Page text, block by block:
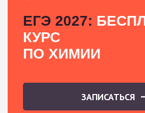
ЕГЭ 2027:
КУРС
ПО ХИМИИ
ЗАПИСАТЬСЯ